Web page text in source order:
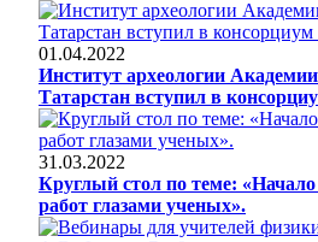
01.04.2022
Институт археологии
Татарстан вступил в
31.03.2022
Круглый стол по теме:
работ глазами ученых».